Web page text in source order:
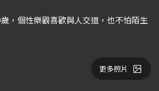
，個性樂觀喜歡與人交道，也不怕陌生
更多照片